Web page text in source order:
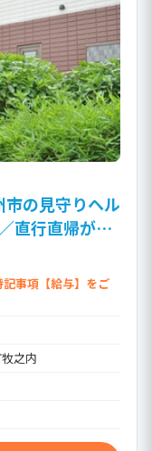
市の見守りヘル
直行直帰がう
上）［Jb］ /
)
事項【給与】をご
之内